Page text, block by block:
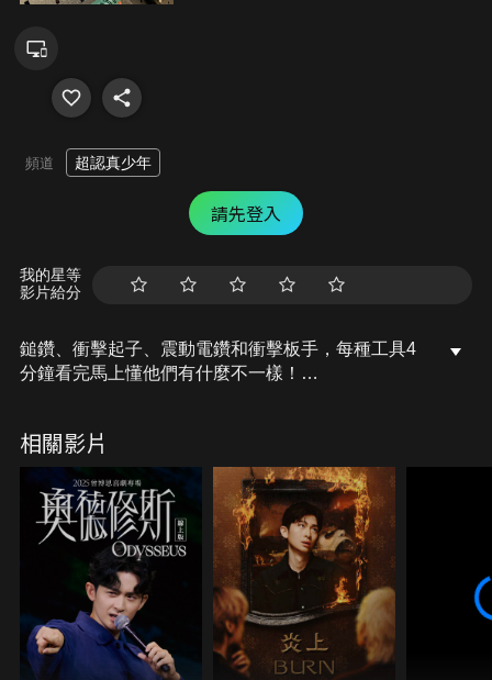
頻道 超認真少年
請先登入
我的星等
影片給分
鎚鑽、衝擊起子、震動電鑽和衝擊板手，每種工具4
分鐘看完馬上懂他們有什麼不一樣！
手 」（業界說法很多，有人聽過A啊鍊幾嗎）
本集包含
1. 電鑽歷史
2. 鎚鑽 介紹與示範
3. 衝擊起子 介紹與示範
4. 震動電鑽 介紹與示範
5. 衝擊板手 介紹與示範
6. 使用安全
7. 挑選重點 「頭」的重要
相關影片